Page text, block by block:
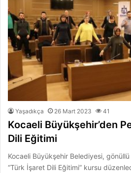
Yaşadıkça 26 Mart 2023 41
Kocaeli Büyükşehir’den
Dili Eğitimi
Kocaeli Büyükşehir Belediyesi,
“Türk İşaret Dili Eğitimi” kursu